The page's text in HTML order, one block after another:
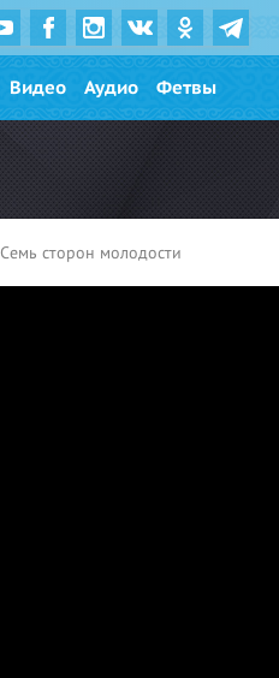
Видео Аудио Фетвы
Семь сторон молодости